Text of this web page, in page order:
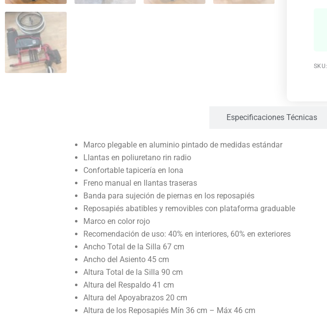
SKU:
Especificaciones Técnicas
Marco plegable en aluminio pintado de medidas estándar
Llantas en poliuretano rin radio
Confortable tapicería en lona
Freno manual en llantas traseras
Banda para sujeción de piernas en los reposapiés
Reposapiés abatibles y removibles con plataforma graduable
Marco en color rojo
Recomendación de uso: 40% en interiores, 60% en exteriores
Ancho Total de la Silla 67 cm
Ancho del Asiento 45 cm
Altura Total de la Silla 90 cm
Altura del Respaldo 41 cm
Altura del Apoyabrazos 20 cm
Altura de los Reposapiés Mín 36 cm – Máx 46 cm